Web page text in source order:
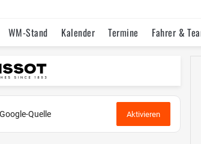
WM-Stand Kalender Termine Fahrer &
Quelle Aktivieren